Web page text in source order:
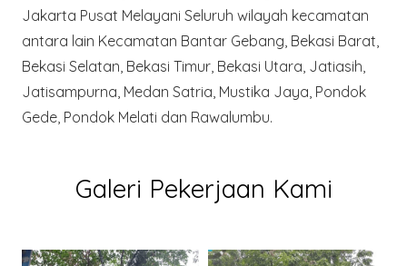
Jakarta Pusat Melayani Seluruh wilayah kecamatan
antara lain Kecamatan Bantar Gebang, Bekasi Barat,
Bekasi Selatan, Bekasi Timur, Bekasi Utara, Jatiasih,
Jatisampurna, Medan Satria, Mustika Jaya, Pondok
Gede, Pondok Melati dan Rawalumbu.
Galeri Pekerjaan Kami